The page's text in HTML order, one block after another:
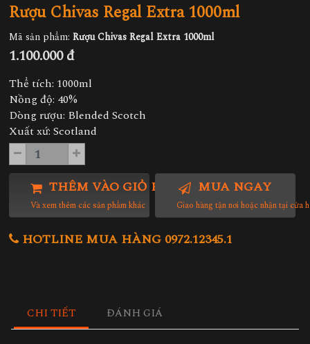
Rượu Chivas Regal Extra 1000ml
Mã sản phẩm: Rượu Chivas Regal Extra 1000ml
1.100.000 đ
Thể tích: 1000ml
Nồng độ: 40%
Dòng rượu: Blended Scotch
Xuất xứ: Scotland
THÊM VÀO GIỎ HÀNG
Và xem thêm các sản phẩm khác
MUA NGAY
Giao hàng tận nơi hoặc nhận tại cửa
HOTLINE MUA HÀNG 0972.12345.1
CHI TIẾT ĐÁNH GIÁ